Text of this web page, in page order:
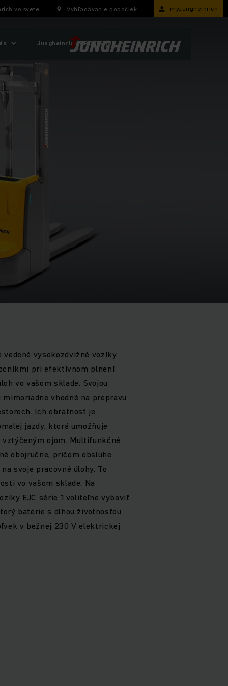
vo svete Vyhľadávanie pobočiek myJungheinrich
Jungheinrich PROFISHOP
vysokozdvižné vozíky
pri efektívnom plnení
vo vašom sklade. Svojou
vhodné na prepravu
Ich obratnosť je
jazdy, ktorá umožňuje
vztýčeným ojom. Multifunkčné
obojručne, pričom obsluhe
svoje pracovné úlohy. To
vo vašom sklade. Na
EJC série 1 voliteľne vybaviť
batérie s dlhou životnosťou
v bežnej 230 V elektrickej